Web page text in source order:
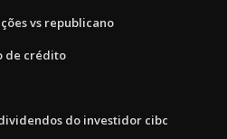
vs republicano
de crédito
do investidor cibc